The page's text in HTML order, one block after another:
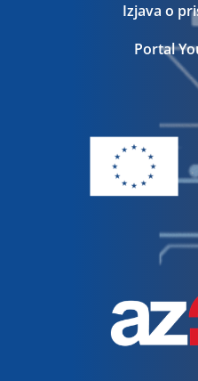
Izjava o
Portal